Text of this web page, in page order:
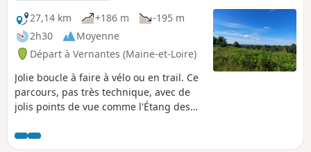
27,14 km
+186 m
-195 m
2h30
Moyenne
Départ à Vernantes (Maine-et-Loire)
Jolie boucle à faire à vélo ou en trail. Ce
parcours, pas très technique, avec de
jolis points de vue comme l'Étang des
de Brain-sur-Allonnes.